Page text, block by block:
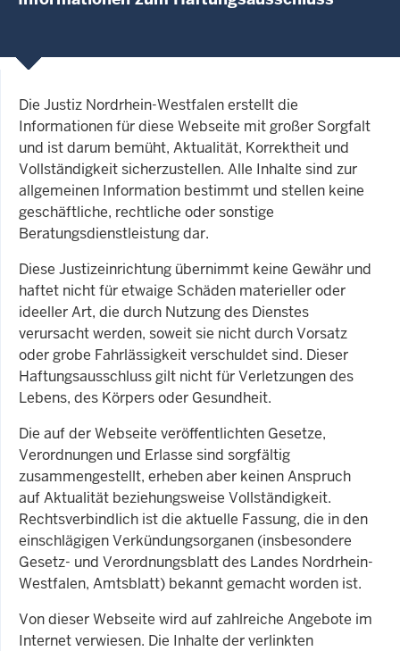
Die Justiz Nordrhein-Westfalen erstellt die
Informationen für diese Webseite mit großer Sorgfalt
und ist darum bemüht, Aktualität, Korrektheit und
Vollständigkeit sicherzustellen. Alle Inhalte sind zur
allgemeinen Information bestimmt und stellen keine
geschäftliche, rechtliche oder sonstige
Beratungsdienstleistung dar.
Diese Justizeinrichtung übernimmt keine Gewähr und
haftet nicht für etwaige Schäden materieller oder
ideeller Art, die durch Nutzung des Dienstes
verursacht werden, soweit sie nicht durch Vorsatz
oder grobe Fahrlässigkeit verschuldet sind. Dieser
Haftungsausschluss gilt nicht für Verletzungen des
Lebens, des Körpers oder Gesundheit.
Die auf der Webseite veröffentlichten Gesetze,
Verordnungen und Erlasse sind sorgfältig
zusammengestellt, erheben aber keinen Anspruch
auf Aktualität beziehungsweise Vollständigkeit.
Rechtsverbindlich ist die aktuelle Fassung, die in den
einschlägigen Verkündungsorganen (insbesondere
Gesetz- und Verordnungsblatt des Landes Nordrhein-
Westfalen, Amtsblatt) bekannt gemacht worden ist.
Von dieser Webseite wird auf zahlreiche Angebote im
Internet verwiesen. Die Inhalte der verlinkten